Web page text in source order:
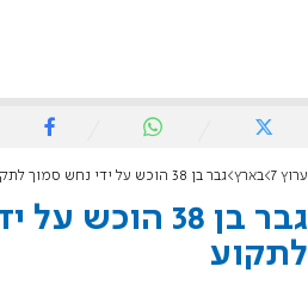
ערוץ 7 בארץ גבר בן 38 הוכש על ידי נחש סמוך לתקוע
גבר בן 38
לתקוע